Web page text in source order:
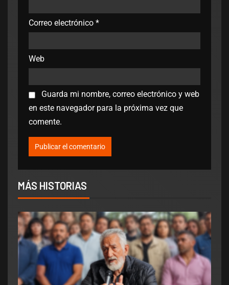
Correo electrónico *
Web
Guarda mi nombre, correo electrónico y web
en este navegador para la próxima vez que
comente.
MÁS HISTORIAS